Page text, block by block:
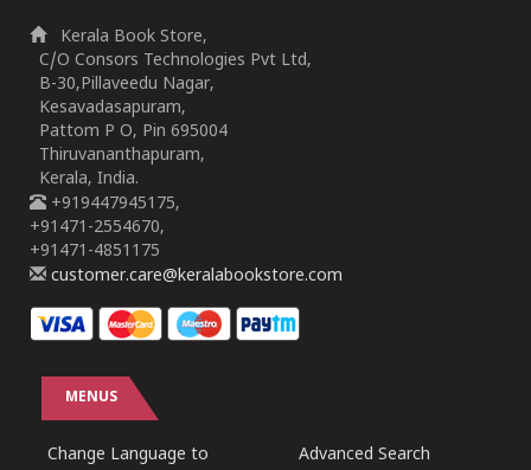
Kerala Book Store,
C/O Consors Technologies Pvt Ltd,
B-30,Pillaveedu Nagar,
Kesavadasapuram,
Pattom P O, Pin 695004
Thiruvananthapuram,
Kerala, India.
+919447945175,
+91471-2554670,
+91471-4851175
customer.care@keralabookstore.com
MENUS
Change Language to
Advanced Search